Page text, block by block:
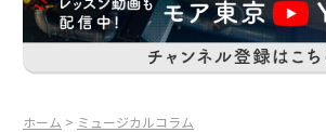
ホーム > ミュージカルコラム